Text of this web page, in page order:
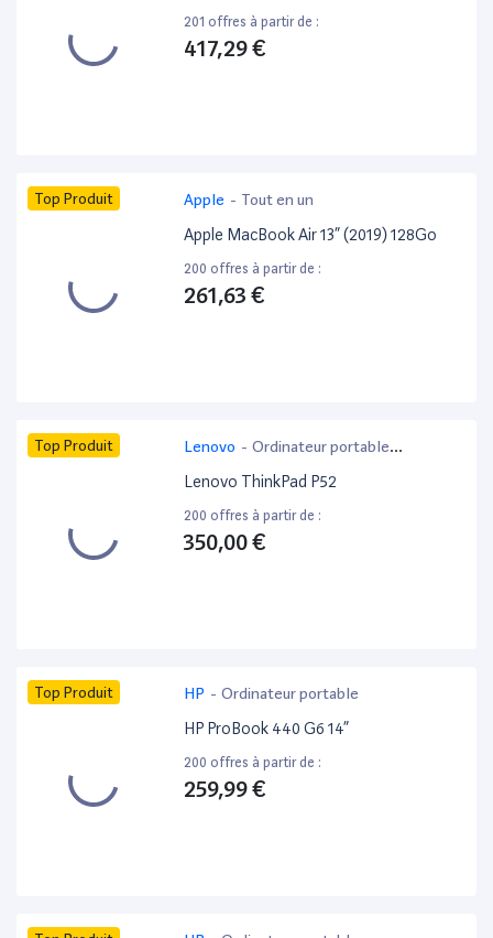
201 offres à partir de :
417,29 €
Top Produit Apple - Tout en un
Apple MacBook Air 13” (2019) 128Go
200 offres à partir de :
261,63 €
Top Produit Lenovo - Ordinateur portable
bureautique
Lenovo ThinkPad P52
200 offres à partir de :
350,00 €
Top Produit HP - Ordinateur portable
HP ProBook 440 G6 14”
200 offres à partir de :
259,99 €